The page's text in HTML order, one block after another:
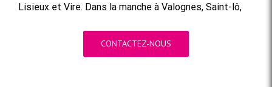
Lisieux et Vire. Dans la manche à Valognes, Saint-lô,
CONTACTEZ-NOUS